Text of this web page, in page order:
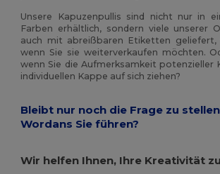
Unsere Kapuzenpullis sind nicht nur in
Farben erhältlich, sondern viele unserer
auch mit abreißbaren Etiketten
wenn Sie sie weiterverkaufen möchten.
wenn Sie die Aufmerksamkeit potenzieller
individuellen Kappe auf sich ziehen?
Bleibt nur noch die Frage zu
Wordans Sie führen?
Wir helfen Ihnen, Ihre Kreativität